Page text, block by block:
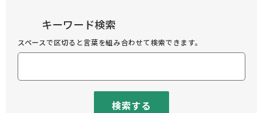
キーワード検索
スペースで区切ると言葉を組み合わせて検索できます。
検索する